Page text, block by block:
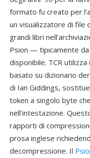
formato fu creato per
un visualizzatore di file
grandi libri
Psion — tipicamente
disponibile. TCR
basato su dizionario
di Ian Giddings,
token a singolo byte
nell'intestazione.
rapporti di
prosa inglese
decompressione. Il